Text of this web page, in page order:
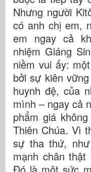
Nhưng người
có anh chị em,
em ngay cả
nhiệm Giáng
niềm vui ấy:
bởi sự kiên
huynh đệ, của
mình – ngay cả
phẩm giá
Thiên Chúa. Vì
sự tha thứ,
mạnh chân